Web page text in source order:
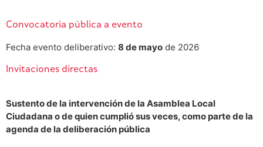
Convocatoria pública a evento
Fecha evento deliberativo: 8 de mayo de 2026
Invitaciones directas
Sustento de la intervención de la Asamblea Local
Ciudadana o de quien cumplió sus veces, como parte de la
agenda de la deliberación pública